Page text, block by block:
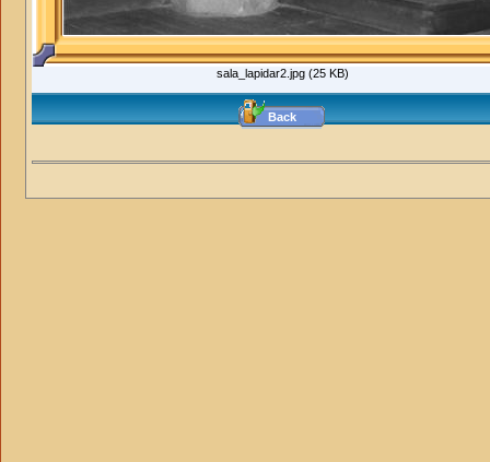
sala_lapidar2.jpg (25 KB)